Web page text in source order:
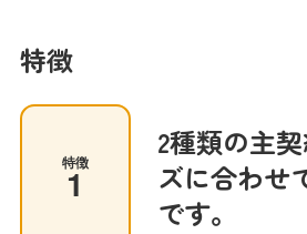
特徴
特徴
1
2種類の主
ズに合わせ
です。